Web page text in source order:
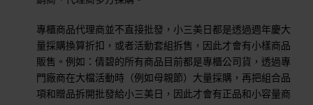
專櫃商品代理商並不直接批發，小三美日都是透過週年慶大
量採購換算折扣，或者活動套組拆售，因此才會有小樣商品
販售。例如：倩碧的所有商品目前都是專櫃公司貨，透過專
門廠商在大檔活動時（例如母親節）大量採購，再把組合品
項和贈品拆開批發給小三美日，因此才會有正品和小容量商